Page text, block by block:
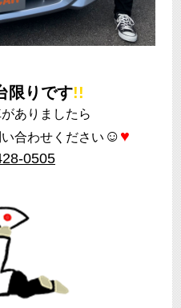
限りです!!
ありましたら
合わせください ☺♥
0505